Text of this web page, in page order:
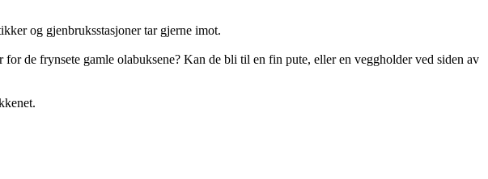
og gjenbruksstasjoner tar gjerne imot.
de frynsete gamle olabuksene? Kan de bli til en fin pute, eller en veggholder ved siden av